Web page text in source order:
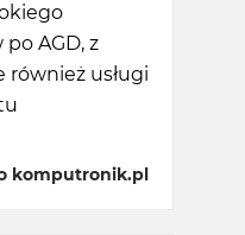
AGD, z
usługi
komputronik.pl